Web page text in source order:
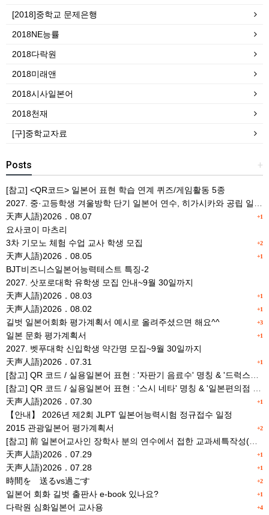
[2018]중학교 문제은행
2018NE능률
2018다락원
2018미래앤
2018시사일본어
2018천재
[구]중학교자료
+
Posts
[참고] <QR코드> 일본어 표현 학습 연계 퀴즈/게임활동 5종
+1
天声人語)2026．08.07
요사코이 마츠리
+2
3차 기모노 체험 수업 교사 학생 모집
+1
天声人語)2026．08.05
BJT비즈니스일본어능력테스트 특징-2
2027. 삿포로대학 유학생 모집 안내~9월 30일까지
+1
天声人語)2026．08.03
+1
天声人語)2026．08.02
+3
길벗 일본어회화 평가계획서 예시로 올려주셨으면 해요^^
+1
일본 문화 평가계획서
2027. 벳푸대학 신입학생 약간명 모집~9월 30일까지
+1
天声人語)2026．07.31
+1
天声人語)2026．07.30
【안내】 2026년 제2회 JLPT 일본어능력시험 정규접수 일정
+2
2015 관광일본어 평가계획서
+1
天声人語)2026．07.29
+1
天声人語)2026．07.28
+2
時間を 送るvs過ごす
+1
일본어 회화 길벗 출판사 e-book 있나요?
+4
다락원 심화일본어 교사용